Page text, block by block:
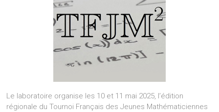
Le laboratoire organise les 10 et 11 mai 2025, l’édition
régionale du Tournoi Français des Jeunes Mathématiciennes